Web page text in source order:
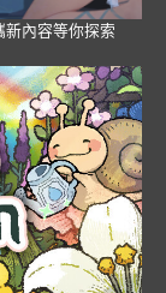
新內容等你探索